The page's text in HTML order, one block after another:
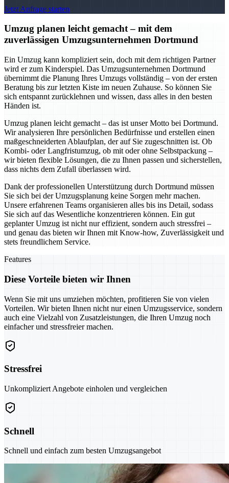
Jetzt Anfrage starten
Umzug planen leicht gemacht – mit dem
zuverlässigen Umzugsunternehmen Dortmund
Ein Umzug kann kompliziert sein, doch mit dem richtigen Partner
wird er zum Kinderspiel. Das Umzugsunternehmen Dortmund
übernimmt die Planung Ihres Umzugs vollständig – von der ersten
Beratung bis zur letzten Kiste im neuen Zuhause. So können Sie
sich entspannt zurücklehnen und wissen, dass alles in den besten
Händen ist.
Umzug planen leicht gemacht – das ist unser Motto bei Dortmund.
Wir analysieren Ihre persönlichen Bedürfnisse und erstellen einen
maßgeschneiderten Ablaufplan, der auf Sie zugeschnitten ist. Ob
Kombi- oder Langfristumzug, ob mit oder ohne Selbstpackung –
wir bieten flexible Lösungen, die zu Ihnen passen und sicherstellen,
dass nichts dem Zufall überlassen wird.
Dank der professionellen Unterstützung durch Dortmund müssen
Sie sich bei der Umzugsplanung keine Sorgen mehr machen.
Unsere erfahrenen Teams organisieren alles bis ins Detail, sodass
Sie sich auf das Wesentliche konzentrieren können. Ein gut
geplanter Umzug ist nicht nur effizient, sondern auch stressfrei –
und genau das bieten wir Ihnen mit Know-how, Zuverlässigkeit und
stets freundlichem Service.
Features
Diese Vorteile bieten wir Ihnen
Wenn Sie mit uns umziehen möchten, profitieren Sie von vielen
Vorteilen. Wir bieten Ihnen nicht nur einen Umzugsservice, sondern
auch eine Vielzahl von Zusatzleistungen, die Ihren Umzug noch
einfacher und stressfreier machen.
Stressfrei
Unkompliziert Angebote einholen und vergleichen
Schnell
Schnell und einfach zum besten Umzugsangebot